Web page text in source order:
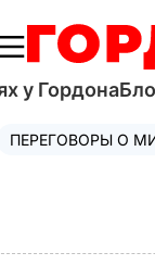
у Гордона
ПЕРЕГОВОРЫ О